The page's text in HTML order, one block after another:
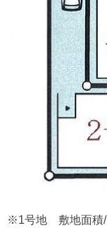
※1号地 敷地面